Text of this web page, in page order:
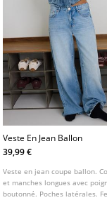
Veste En Jean Ballon
39,99 €
Veste en jean coupe ballon.
et manches longues avec
boutonné. Poches latérales.